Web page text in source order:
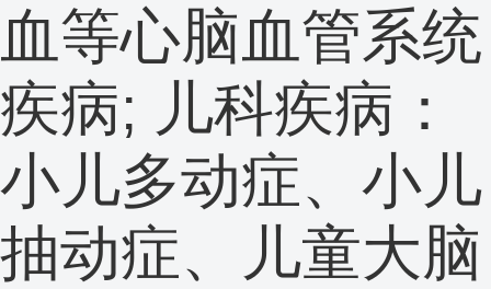
血等心脑血管系统
疾病; 儿科疾病：
小儿多动症、小儿
抽动症、儿童大脑